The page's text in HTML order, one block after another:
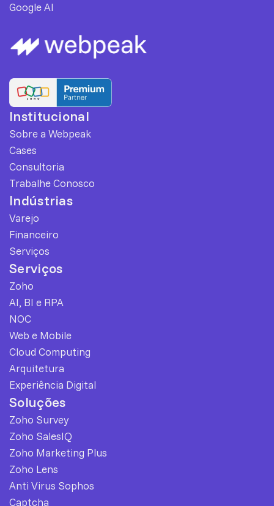
Google AI
Institucional
Sobre a Webpeak
Cases
Consultoria
Trabalhe Conosco
Indústrias
Varejo
Financeiro
Serviços
Serviços
Zoho
AI, BI e RPA
NOC
Web e Mobile
Cloud Computing
Arquitetura
Experiência Digital
Soluções
Zoho Survey
Zoho SalesIQ
Zoho Marketing Plus
Zoho Lens
Anti Virus Sophos
Captcha